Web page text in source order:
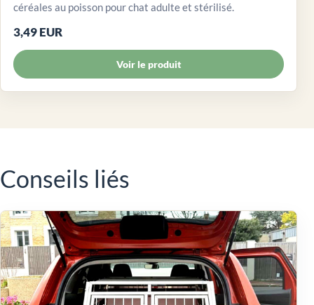
céréales au poisson pour chat adulte et stérilisé.
3,49 EUR
Voir le produit
Conseils liés